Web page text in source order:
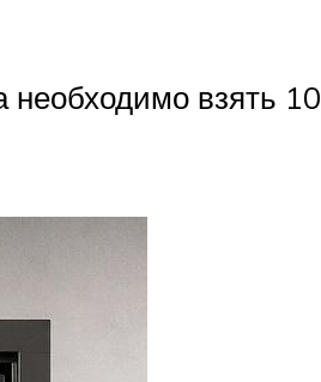
необходимо взять 10